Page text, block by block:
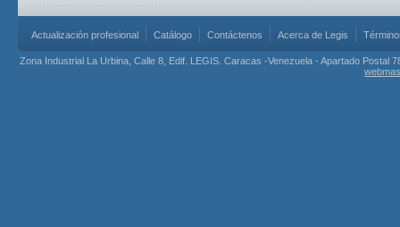
Actualización profesional Catálogo Contáctenos Acerca de Legis
Zona Industrial La Urbina, Calle 8, Edif. LEGIS. Caracas -Venezuela - Apartado